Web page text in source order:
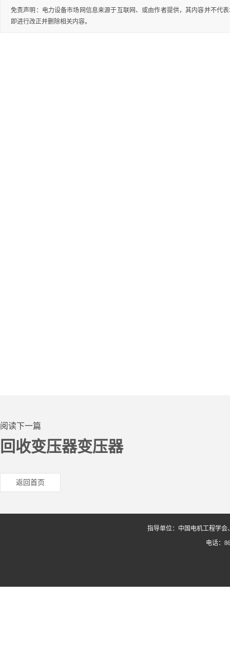
免责声明：电力设备市场网信息来源于互联网、或由作者提供，其内容并不代
即进行改正并删除相关内容。
阅读下一篇
回收变压器变压器
返回首页
指导单位：中国电机工程学
电话：